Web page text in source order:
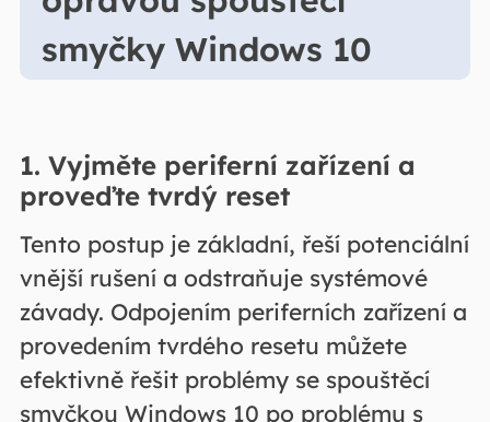
smyčky Windows 10
1. Vyjměte periferní zařízení a
proveďte tvrdý reset
Tento postup je základní, řeší potenciální
vnější rušení a odstraňuje systémové
závady. Odpojením periferních zařízení a
provedením tvrdého resetu můžete
efektivně řešit problémy se spouštěcí
smyčkou Windows 10 po problému s